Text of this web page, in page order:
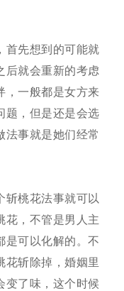
首先想到的可能就
后就会重新的考虑
，一般都是女方来
题，但是还是会选
法事就是她们经常
斩桃花法事就可以
花，不管是男人主
是可以化解的。不
花斩除掉，婚姻里
变了味，这个时候